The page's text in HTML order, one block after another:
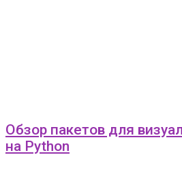
Обзор пакетов для
на Python